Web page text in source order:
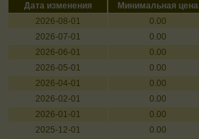
Дата изменения Минимальная цена
2026-08-01
0.00
2026-07-01
0.00
2026-06-01
0.00
2026-05-01
0.00
2026-04-01
0.00
2026-02-01
0.00
2026-01-01
0.00
2025-12-01
0.00